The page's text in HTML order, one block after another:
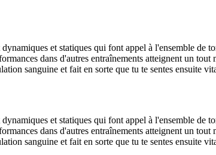
et statiques qui font appel à l'ensemble de
dans d'autres entraînements atteignent un tout
sanguine et fait en sorte que tu te sentes ensuite
et statiques qui font appel à l'ensemble de
dans d'autres entraînements atteignent un tout
sanguine et fait en sorte que tu te sentes ensuite